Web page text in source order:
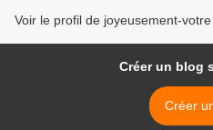
Voir le profil de joyeusement-
Créer un blog
Créer